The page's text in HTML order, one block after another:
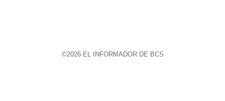
©2026 EL INFORMADOR DE BCS